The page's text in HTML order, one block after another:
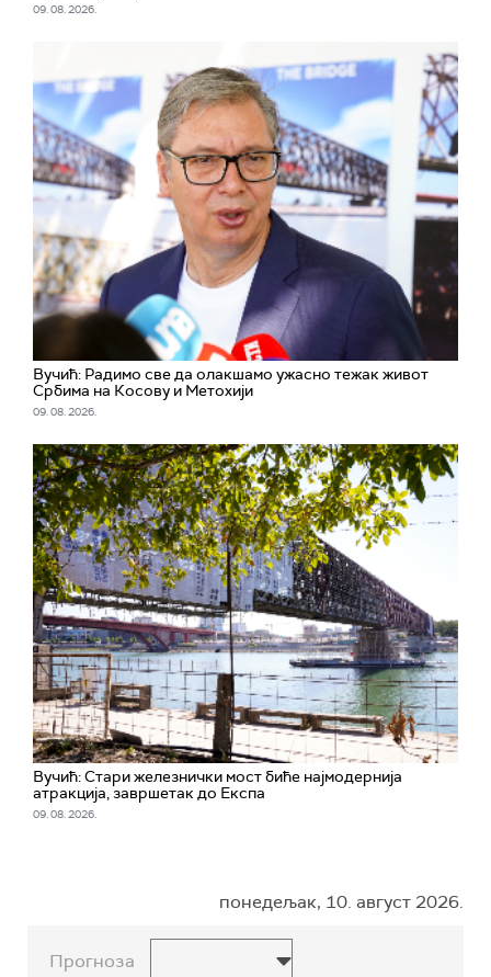
09. 08. 2026.
Вучић: Радимо све да олакшамо ужасно тежак живот
Србима на Косову и Метохији
09. 08. 2026.
Вучић: Стари железнички мост биће најмодернија
атракција, завршетак до Експа
09. 08. 2026.
понедељак, 10. август 2026.
Прогноза